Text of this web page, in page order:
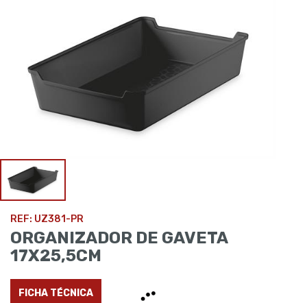
REF: UZ381-PR
ORGANIZADOR DE GAVETA
17X25,5CM
FICHA TÉCNICA